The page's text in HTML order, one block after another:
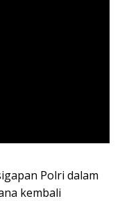
Polri dalam
kembali